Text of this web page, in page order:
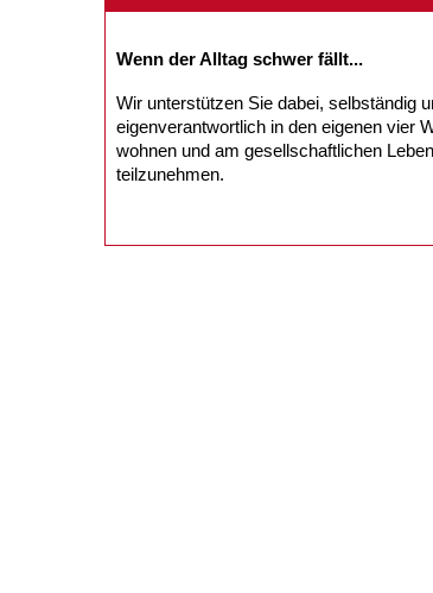
Wenn der Alltag schwer fällt...
Wir unterstützen Sie dabei, selbständig
eigenverantwortlich in den eigenen vier
wohnen und am gesellschaftlichen Leben
teilzunehmen.